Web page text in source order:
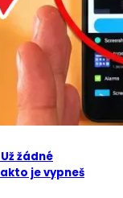
žádné
je vypneš